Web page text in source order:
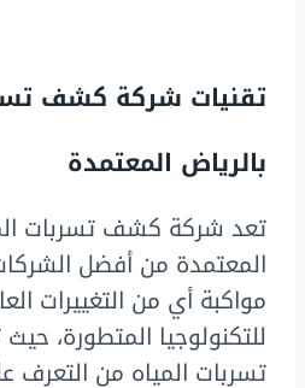
تقنيات شركة كشف
بالرياض المعتمدة
تعد شركة كشف تسربات
المعتمدة من أفضل
مواكبة أي من التغييرات
للتكنولوجيا المتطورة،
تسربات المياه من